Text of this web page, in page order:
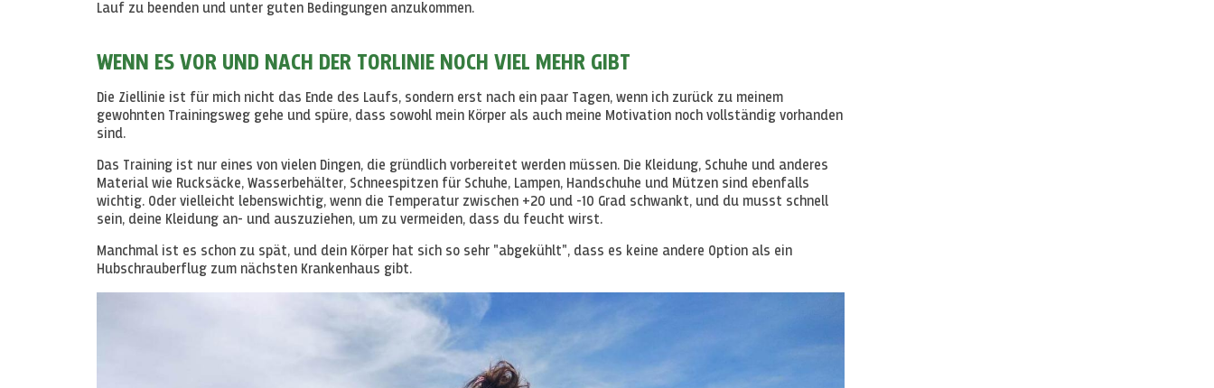
Lauf zu beenden und unter guten Bedingungen anzukommen.
WENN ES VOR UND NACH DER TORLINIE NOCH VIEL MEHR GIBT
Die Ziellinie ist für mich nicht das Ende des Laufs, sondern erst nach ein paar Tagen, wenn ich zurück zu meinem
gewohnten Trainingsweg gehe und spüre, dass sowohl mein Körper als auch meine Motivation noch vollständig vorhanden
sind.
Das Training ist nur eines von vielen Dingen, die gründlich vorbereitet werden müssen. Die Kleidung, Schuhe und anderes
Material wie Rucksäcke, Wasserbehälter, Schneespitzen für Schuhe, Lampen, Handschuhe und Mützen sind ebenfalls
wichtig. Oder vielleicht lebenswichtig, wenn die Temperatur zwischen +20 und -10 Grad schwankt, und du musst schnell
sein, deine Kleidung an- und auszuziehen, um zu vermeiden, dass du feucht wirst.
Manchmal ist es schon zu spät, und dein Körper hat sich so sehr "abgekühlt", dass es keine andere Option als ein
Hubschrauberflug zum nächsten Krankenhaus gibt.